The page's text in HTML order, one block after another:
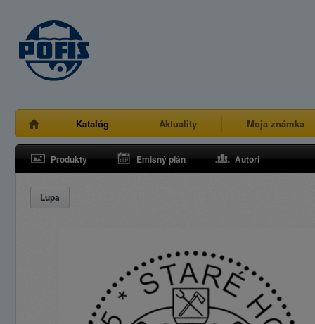
Katalóg Aktuality Moja známka
Produkty Emisný plán Autori
Lupa